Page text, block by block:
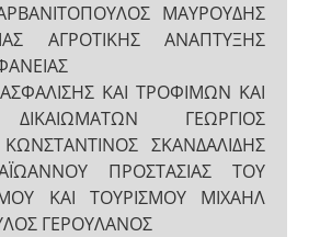
ΜΑΥΡΟΥΔΗΣ
ΑΓΡΟΤΙΚΗΣ ΑΝΑΠΤΥΞΗΣ
ΚΑΙ ΤΡΟΦΙΜΩΝ ΚΑΙ
ΓΕΩΡΓΙΟΣ
ΣΚΑΝΔΑΛΙΔΗΣ
ΠΡΟΣΤΑΣΙΑΣ ΤΟΥ
ΚΑΙ ΤΟΥΡΙΣΜΟΥ ΜΙΧΑΗΛ
ΓΕΡΟΥΛΑΝΟΣ